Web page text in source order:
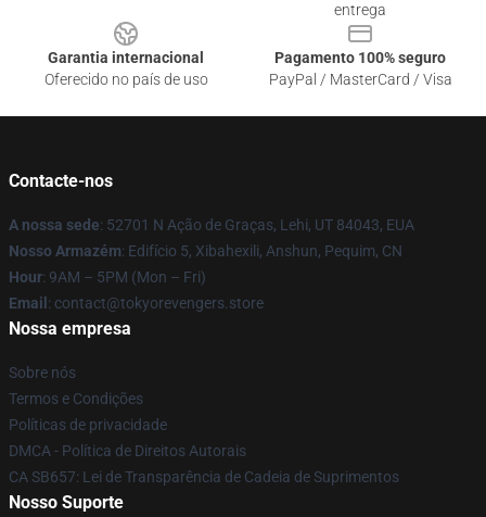
entrega
Garantia internacional
Oferecido no país de uso
Pagamento 100% seguro
PayPal / MasterCard / Visa
Contacte-nos
A nossa sede: 52701 N Ação de Graças, Lehi, UT 84043, EUA
Nosso Armazém: Edifício 5, Xibahexili, Anshun, Pequim, CN
Hour: 9AM – 5PM (Mon – Fri)
Email : contact@tokyorevengers.store
Nossa empresa
Sobre nós
Termos e Condições
Políticas de privacidade
DMCA - Política de Direitos Autorais
CA SB657: Lei de Transparência de Cadeia de Suprimentos
Nosso Suporte